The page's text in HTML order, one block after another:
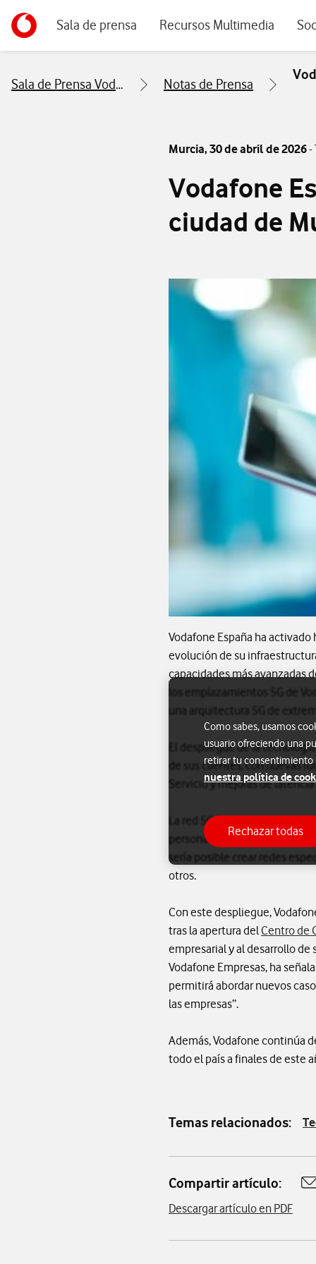
Ir a la pagina principal de vodafone.es
Sala de prensa Recursos Multimedia
Sala de Prensa Vodafone Notas de Prensa
Murcia, 30 de abril de 2026-
Vodafone
ciudad de
Vodafone España ha activado
evolución de su
capacidades más avanzadas
los emplazamientos 5G de
una arquitectura 5G de
El despliegue de la
de sus clientes, con nuevas
Servicio y mejoras de
La red 5G Standalone
personas, desde la movilidad
sería posible crear redes
otros.
Con este despliegue,
tras la apertura delCentro de
empresarial y al desarrollo de
Vodafone Empresas, ha
permitirá abordar nuevos
las empresas”.
Además, Vodafone continúa
todo el país a finales de este
Temas relacionados:
Compartir artículo:
Descargar artículo en PDF
Como sabes, usamos
usuario ofreciendo una
retirar tu consentimiento
nuestra política de
Rechazar todas